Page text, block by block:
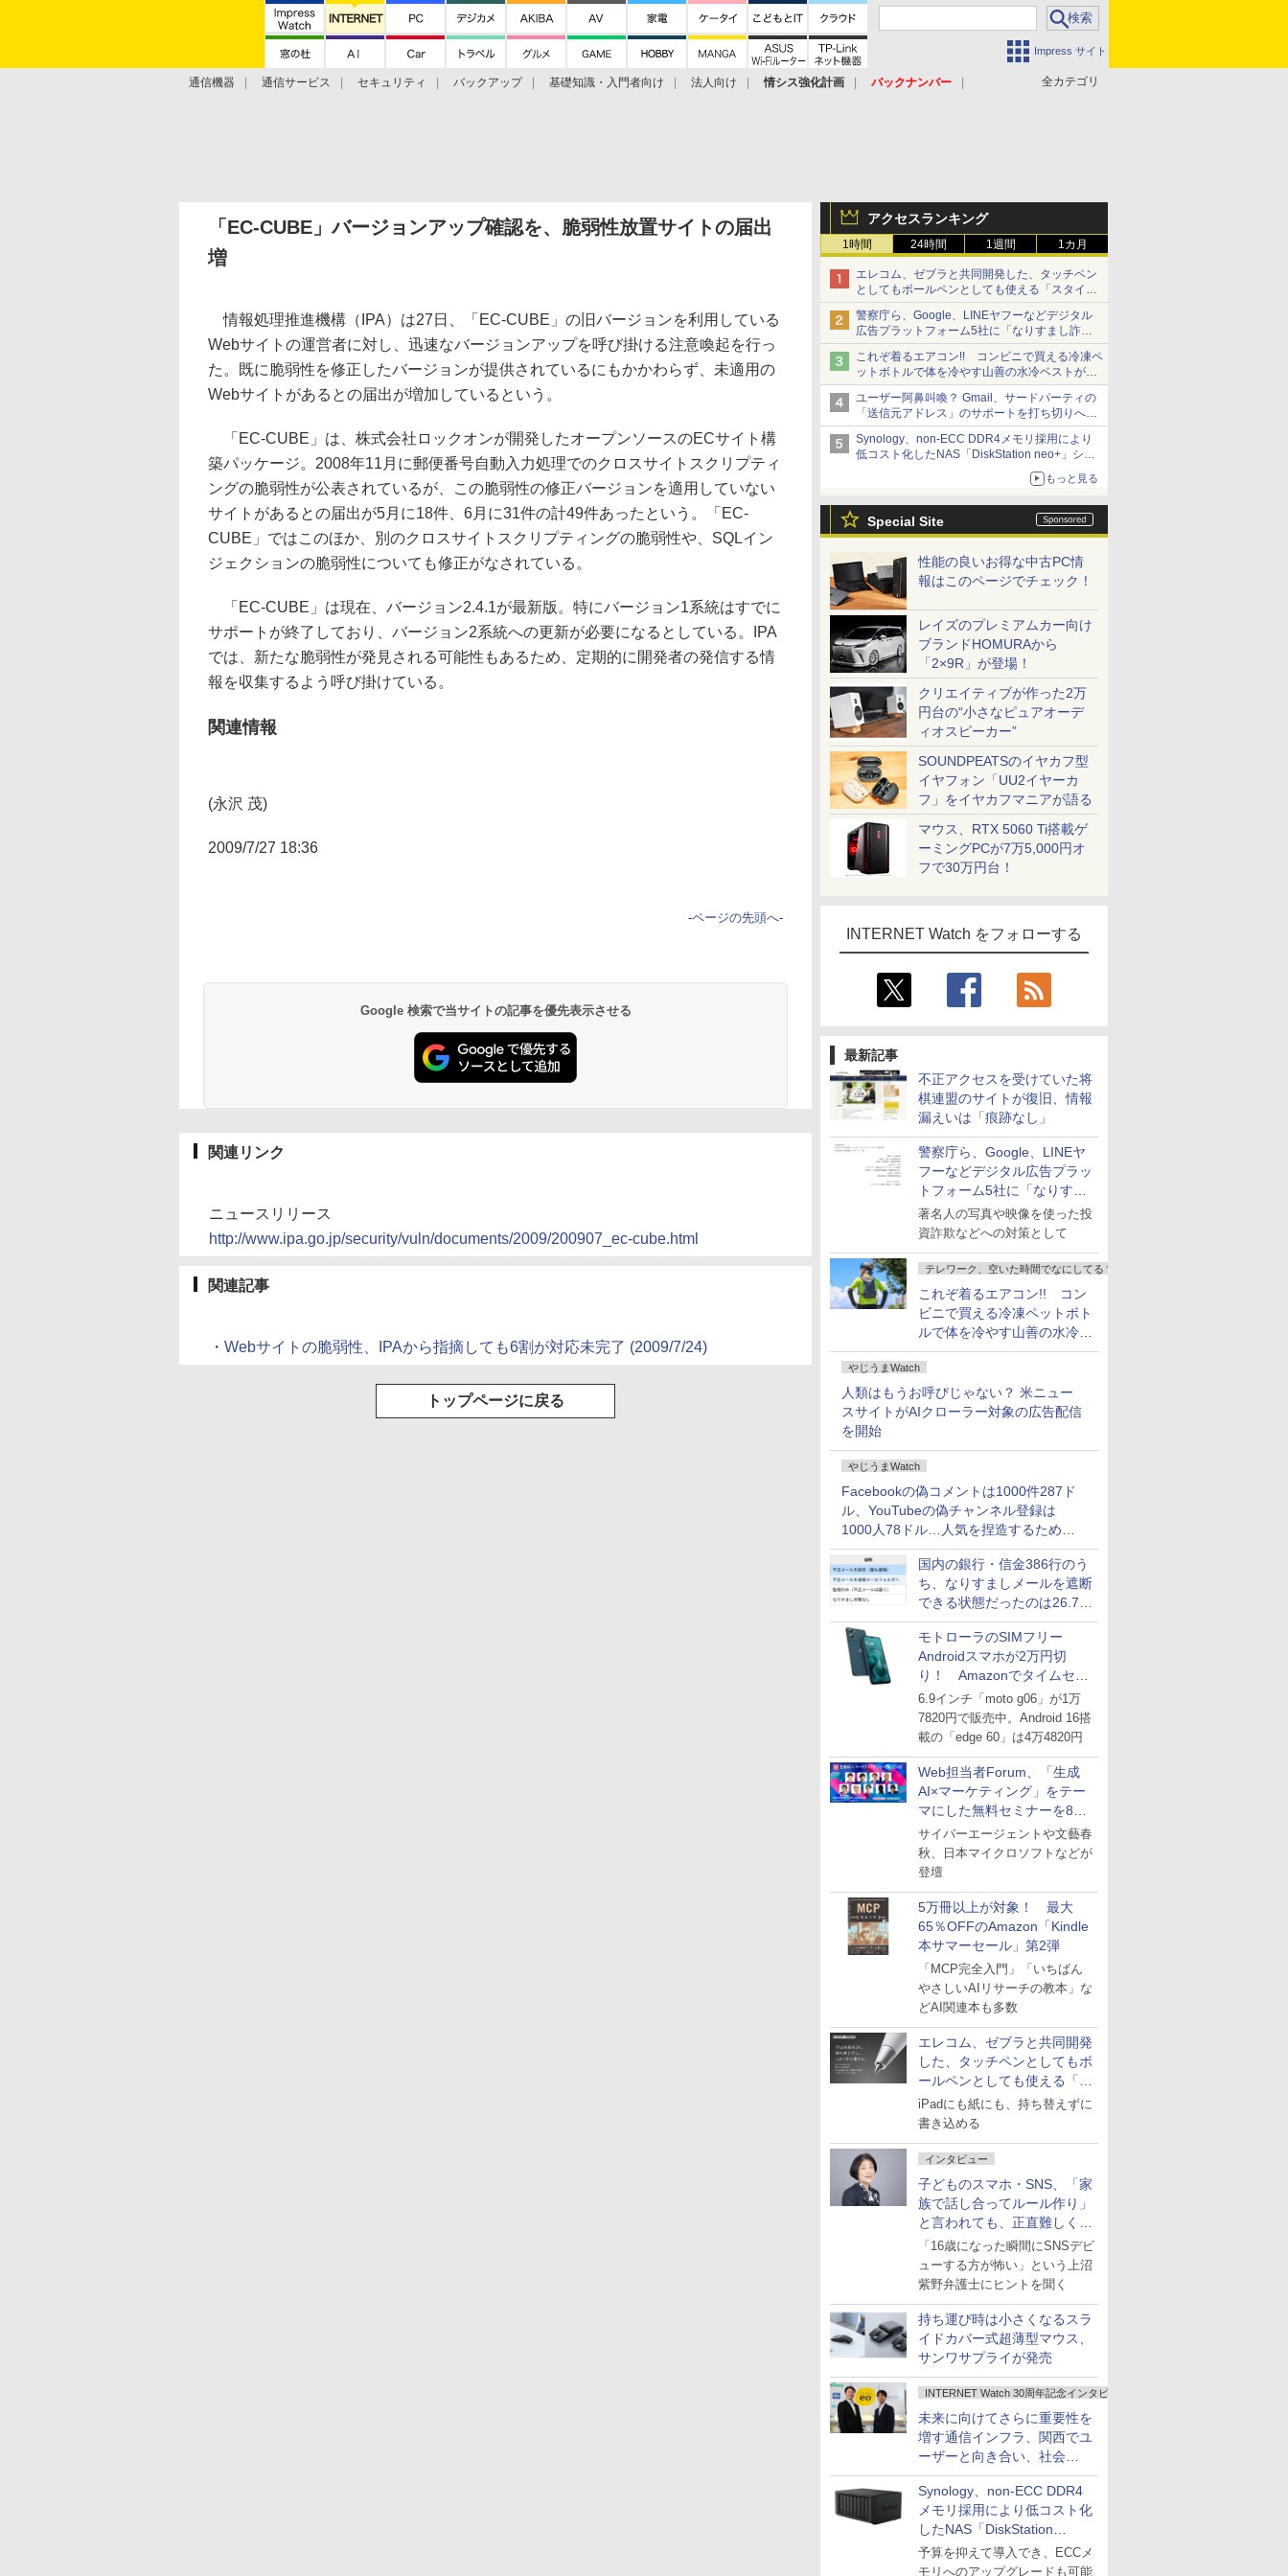
Impress サイト
全カテゴリ
通信機器 通信サービス セキュリティ バックアップ 基礎知識・入門者向け 法人向け 情シス強化計画
バックナンバー
アクセスランキング
1時間 24時間 1週間 1カ月
エレコム、ゼブラと共同開発した、タッチペン
としてもボールペンとしても使える「スタイラ
スツーウェイ」発売 iPadにも紙にも、持ち替
えずに書き込める
警察庁ら、Google、LINEヤフーなどデジタル
広告プラットフォーム5社に「なりすまし詐欺
広告」対策強化を要請 著名人の写真や映像を
使った投資詐欺などへの対策として
これぞ着るエアコン!! コンビニで買える冷凍ペ
ットボトルで体を冷やす山善の水冷ベストがロ
ードバイクにちょうどいい【ぼっち・ざ・ろー
ど！その14】【空いた時間でなにしてる？】
ユーザー阿鼻叫喚？ Gmail、サードパーティの
「送信元アドレス」のサポートを打ち切りへ
【やじうまWatch】
Synology、non-ECC DDR4メモリ採用により
低コスト化したNAS「DiskStation neo+」シリ
ーズ 予算を抑えて導入でき、ECCメモリへの
もっと見る
Special Site
性能の良いお得な中古PC情
報はこのページでチェック！
レイズのプレミアムカー向け
ブランドHOMURAから
「2×9R」が登場！
クリエイティブが作った2万
円台の“小さなピュアオーデ
ィオスピーカー”
SOUNDPEATSのイヤカフ型
イヤフォン「UU2イヤーカ
フ」をイヤカフマニアが語る
マウス、RTX 5060 Ti搭載ゲ
ーミングPCが7万5,000円オ
フで30万円台！
INTERNET Watch をフォローする
最新記事
不正アクセスを受けていた将
棋連盟のサイトが復旧、情報
漏えいは「痕跡なし」
警察庁ら、Google、LINEヤ
フーなどデジタル広告プラッ
トフォーム5社に「なりすま
し詐欺広告」対策強化を要請
著名人の写真や映像を使った投
資詐欺などへの対策として
テレワーク、空いた時間でなにしてる？
これぞ着るエアコン!! コン
ビニで買える冷凍ペットボト
ルで体を冷やす山善の水冷ベ
ストがロードバイクにちょう
どいい【ぼっち・ざ・ろー
ど！その14】
やじうまWatch
人類はもうお呼びじゃない？ 米ニュー
スサイトがAIクローラー対象の広告配信
を開始
やじうまWatch
Facebookの偽コメントは1000件287ド
ル、YouTubeの偽チャンネル登録は
1000人78ドル…人気を捏造するための
価格リストが公開中
国内の銀行・信金386行のう
ち、なりすましメールを遮断
できる状態だったのは26.7％
にとどまる～GMOブランド
セキュリティ調査
モトローラのSIMフリー
Androidスマホが2万円切
り！ Amazonでタイムセー
ル
6.9インチ「moto g06」が1万
7820円で販売中。Android 16搭
載の「edge 60」は4万4820円
Web担当者Forum、「生成
AI×マーケティング」をテー
マにした無料セミナーを8月
27日にオンライン開催
サイバーエージェントや文藝春
秋、日本マイクロソフトなどが
登壇
5万冊以上が対象！ 最大
65％OFFのAmazon「Kindle
本サマーセール」第2弾
「MCP完全入門」「いちばん
やさしいAIリサーチの教本」な
どAI関連本も多数
エレコム、ゼブラと共同開発
した、タッチペンとしてもボ
ールペンとしても使える「ス
タイラスツーウェイ」発売
iPadにも紙にも、持ち替えずに
書き込める
インタビュー
子どものスマホ・SNS、「家
族で話し合ってルール作り」
と言われても、正直難しくな
いですか？
「16歳になった瞬間にSNSデビ
ューする方が怖い」という上沼
紫野弁護士にヒントを聞く
持ち運び時は小さくなるスラ
イドカバー式超薄型マウス、
サンワサプライが発売
INTERNET Watch 30周年記念インタビュー
未来に向けてさらに重要性を
増す通信インフラ、関西でユ
ーザーと向き合い、社会
の“あたらしい”を起動し続け
る～オプテージ
Synology、non-ECC DDR4
メモリ採用により低コスト化
したNAS「DiskStation
neo+」シリーズ
予算を抑えて導入でき、ECCメ
モリへのアップグレードも可能
「EC-CUBE」バージョンアップ確認を、脆弱性放置サイトの届出
増
情報処理推進機構（IPA）は27日、「EC-CUBE」の旧バージョンを利用している
Webサイトの運営者に対し、迅速なバージョンアップを呼び掛ける注意喚起を行っ
た。既に脆弱性を修正したバージョンが提供されているにもかかわらず、未適用の
Webサイトがあるとの届出が増加しているという。
「EC-CUBE」は、株式会社ロックオンが開発したオープンソースのECサイト構
築パッケージ。2008年11月に郵便番号自動入力処理でのクロスサイトスクリプティ
ングの脆弱性が公表されているが、この脆弱性の修正バージョンを適用していない
サイトがあるとの届出が5月に18件、6月に31件の計49件あったという。「EC-
CUBE」ではこのほか、別のクロスサイトスクリプティングの脆弱性や、SQLイン
ジェクションの脆弱性についても修正がなされている。
「EC-CUBE」は現在、バージョン2.4.1が最新版。特にバージョン1系統はすでに
サポートが終了しており、バージョン2系統への更新が必要になるとしている。IPA
では、新たな脆弱性が発見される可能性もあるため、定期的に開発者の発信する情
報を収集するよう呼び掛けている。
関連情報
(永沢 茂)
2009/7/27 18:36
-ページの先頭へ-
Google 検索で当サイトの記事を優先表示させる
関連リンク
ニュースリリース
http://www.ipa.go.jp/security/vuln/documents/2009/200907_ec-cube.html
関連記事
・ Webサイトの脆弱性、IPAから指摘しても6割が対応未完了 (2009/7/24)
トップページに戻る